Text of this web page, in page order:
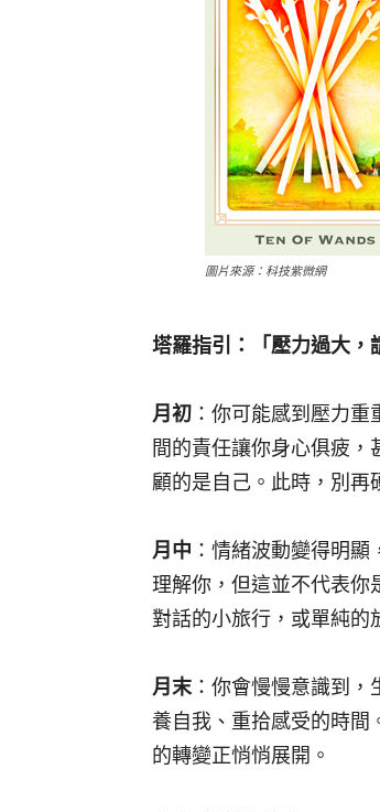
圖片來源：科技紫微網
塔羅指引：「壓力過大，
月初 ：你可能感到壓力
間的責任讓你身心俱疲
顧的是自己。此時，別再
月中 ：情緒波動變得明
理解你，但這並不代表你
對話的小旅行，或單純的
月末：你會慢慢意識到，
養自我、重拾感受的時間
的轉變正悄悄展開。